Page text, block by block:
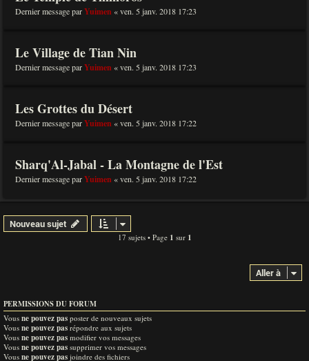
Dernier message parYuimen «ven. 5 janv. 2018 17:23
Le Village de Tian Nin
Dernier message parYuimen «ven. 5 janv. 2018 17:23
Les Grottes du Désert
Dernier message parYuimen «ven. 5 janv. 2018 17:22
Sharq'Al-Jabal - La Montagne de l'Est
Dernier message parYuimen «ven. 5 janv. 2018 17:22
Nouveau sujet
17 sujets • Page 1 sur 1
Aller à
PERMISSIONS DU FORUM
Vous ne pouvez pas poster de nouveaux sujets
Vous ne pouvez pas répondre aux sujets
Vous ne pouvez pas modifier vos messages
Vous ne pouvez pas supprimer vos messages
Vous ne pouvez pas joindre des fichiers